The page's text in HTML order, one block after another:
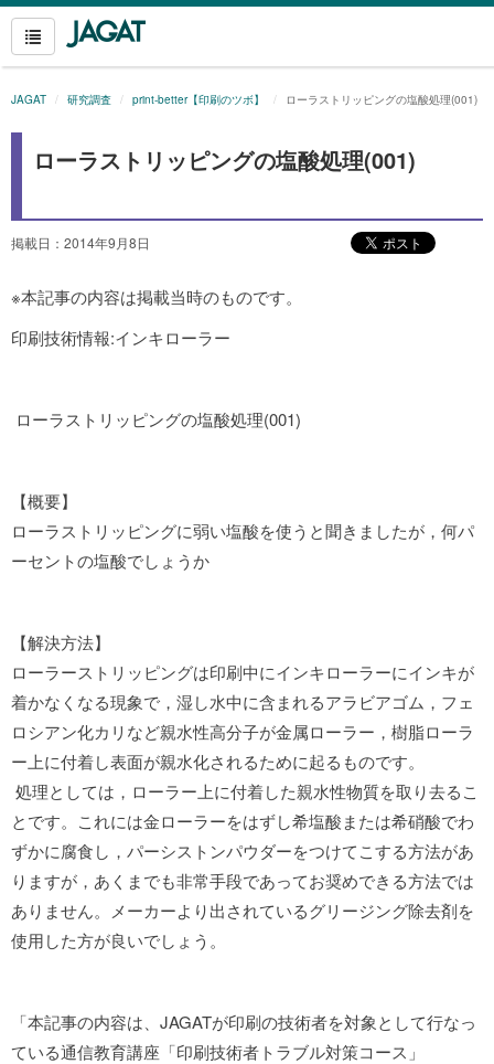
JAGAT 研究調査 print-better【印刷のツボ】 ローラストリッピングの塩酸処理(001)
ローラストリッピングの塩酸処理(001)
掲載日：2014年9月8日
※本記事の内容は掲載当時のものです。
印刷技術情報:インキローラー
ローラストリッピングの塩酸処理(001)
【概要】
ローラストリッピングに弱い塩酸を使うと聞きましたが，何パ
ーセントの塩酸でしょうか
【解決方法】
ローラーストリッピングは印刷中にインキローラーにインキが
着かなくなる現象で，湿し水中に含まれるアラビアゴム，フェ
ロシアン化カリなど親水性高分子が金属ローラー，樹脂ローラ
ー上に付着し表面が親水化されるために起るものです。
処理としては，ローラー上に付着した親水性物質を取り去るこ
とです。これには金ローラーをはずし希塩酸または希硝酸でわ
ずかに腐食し，パーシストンパウダーをつけてこする方法があ
りますが，あくまでも非常手段であってお奨めできる方法では
ありません。メーカーより出されているグリージング除去剤を
使用した方が良いでしょう。
「本記事の内容は、JAGATが印刷の技術者を対象として行なっ
ている通信教育講座「印刷技術者トラブル対策コース」